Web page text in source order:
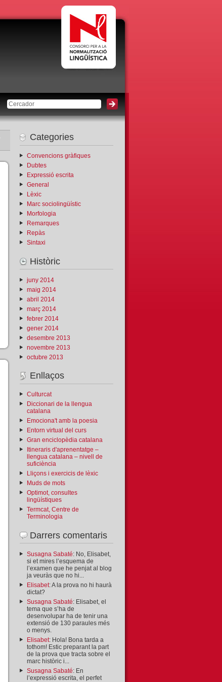
Categories
Convencions gràfiques
Dubtes
Expressió escrita
General
Lèxic
Marc sociolingüístic
Morfologia
Remarques
Repàs
Sintaxi
Històric
juny 2014
maig 2014
abril 2014
març 2014
febrer 2014
gener 2014
desembre 2013
novembre 2013
octubre 2013
Enllaços
Culturcat
Diccionari de la llengua
catalana
Emociona't amb la poesia
Entorn virtual del curs
Gran enciclopèdia catalana
Itineraris d'aprenentatge –
llengua catalana – nivell de
suficiència
Lliçons i exercicis de lèxic
Muds de mots
Optimot, consultes
lingüístiques
Termcat, Centre de
Terminologia
Darrers comentaris
Susagna Sabaté: No, Elisabet,
si et mires l’esquema de
l’examen que he penjat al blog
ja veuràs que no hi...
Elisabet: A la prova no hi haurà
dictat?
Susagna Sabaté: Elisabet, el
tema que s’ha de
desenvolupar ha de tenir una
extensió de 130 paraules més
o menys.
Elisabet: Hola! Bona tarda a
tothom! Estic preparant la part
de la prova que tracta sobre el
marc històric i...
Susagna Sabaté: En
l’expressió escrita, el perfet